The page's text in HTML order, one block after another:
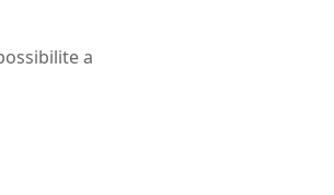
a